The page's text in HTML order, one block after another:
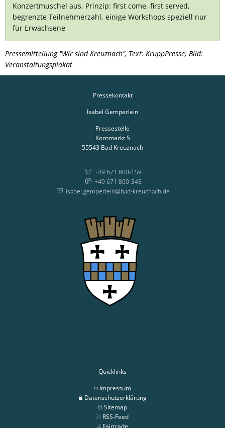
Konzertmuschel aus, Prinzip: first come, first served,
begrenzte Teilnehmerzahl, einige Workshops speziell nur
für Erwachsene
Pressemitteilung "Wir sind Kreuznach", Text: KruppPresse; Bild:
Veranstaltungsplakat
Pressekontakt
Isabel Gemperlein
Pressestelle
Kornmarkt 5
55543 Bad Kreuznach
+49 671 800-159
+49 671 800-345
isabel.gemperlein@bad-kreuznach.de
Quicklinks
Impressum
Datenschutzerklärung
Sitemap
RSS-Feed
Fairtrade